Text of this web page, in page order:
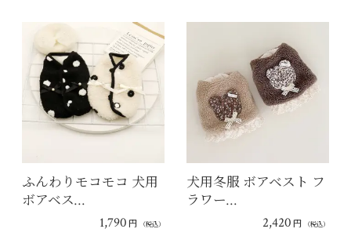
ふんわりモコモコ 犬用
ボアベス…
1,790 円 （税込）
犬用冬服 ボアベスト フ
ラワー…
2,420 円 （税込）